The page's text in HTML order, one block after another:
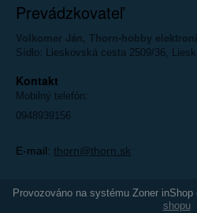
Prevádzkovateľ
Volkomer Ján, Thorn-hobby
Sídlo: Lieskovská cesta 2509/36,
Kontakt
Mobilný telefón:
0948939156
E-mail: thorn@thorn.sk
Provozováno na systému Zoner inShop
shopu